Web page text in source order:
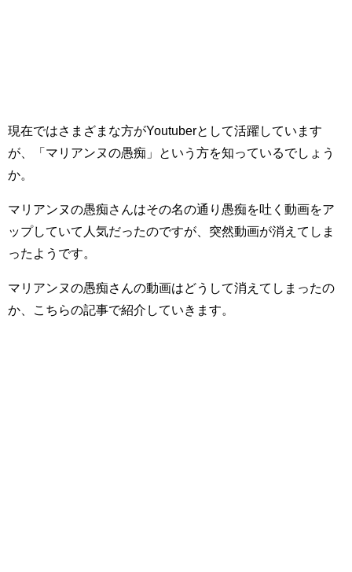
現在ではさまざまな方がYoutuberとして活躍しています
が、「マリアンヌの愚痴」という方を知っているでしょう
か。
マリアンヌの愚痴さんはその名の通り愚痴を吐く動画をア
ップしていて人気だったのですが、突然動画が消えてしま
ったようです。
マリアンヌの愚痴さんの動画はどうして消えてしまったの
か、こちらの記事で紹介していきます。